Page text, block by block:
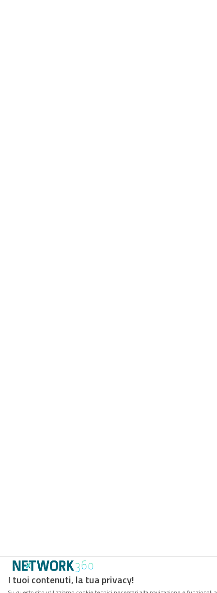
I tuoi contenuti, la tua privacy!